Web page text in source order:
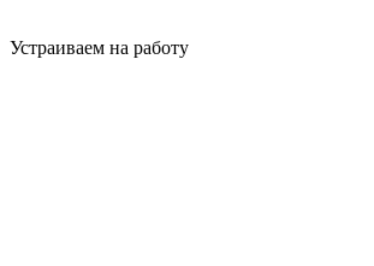
Устраиваем на работу